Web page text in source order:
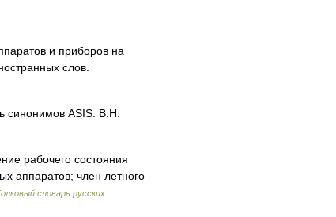
и приборов на
слов.
синонимов ASIS. В.Н.
рабочего состояния
аппаратов; член летного
словарь русских